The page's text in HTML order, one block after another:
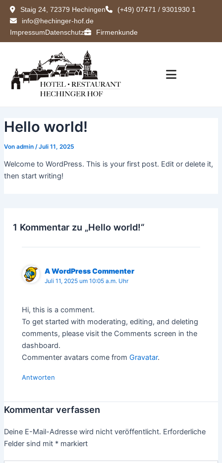
Zum
Inhalt
springen
Staig 24, 72379 Hechingen
(+49) 07471 / 9301930 1
info@hechinger-hof.de
ImpressumDatenschutz Firmenkunde
Hello world!
Von admin /Juli 11, 2025
Welcome to WordPress. This is your first post. Edit or delete it,
then start writing!
1 Kommentar zu „Hello world!“
A WordPress Commenter
Juli 11, 2025 um 10:05 a.m. Uhr
Hi, this is a comment.
To get started with moderating, editing, and deleting
comments, please visit the Comments screen in the
dashboard.
Commenter avatars come fromGravatar.
Antworten
Kommentar verfassen
Deine E-Mail-Adresse wird nicht veröffentlicht. Erforderliche
Felder sind mit *markiert